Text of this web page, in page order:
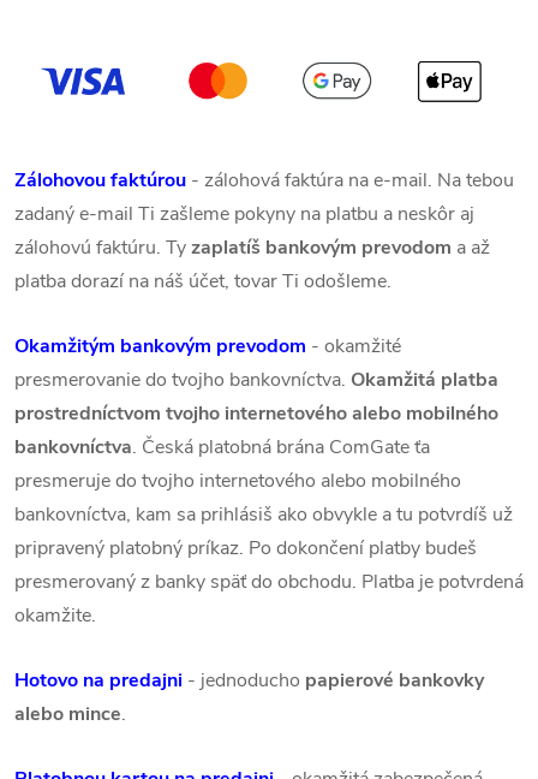
Zálohovou faktúrou - zálohová faktúra na e-mail. Na tebou
zadaný e-mail Ti zašleme pokyny na platbu a neskôr aj
zálohovú faktúru. Tyzaplatíš bankovým prevodom a až
platba dorazí na náš účet, tovar Ti odošleme.
Okamžitým bankovým prevodom - okamžité
presmerovanie do tvojho bankovníctva. Okamžitá platba
prostredníctvom tvojho internetového alebo mobilného
bankovníctva. Česká platobná brána ComGate ťa
presmeruje do tvojho internetového alebo mobilného
bankovníctva, kam sa prihlásiš ako obvykle a tu potvrdíš už
pripravený platobný príkaz. Po dokončení platby budeš
presmerovaný z banky späť do obchodu. Platba je potvrdená
okamžite.
Hotovo na predajni - jednoducho papierové bankovky
alebo mince.